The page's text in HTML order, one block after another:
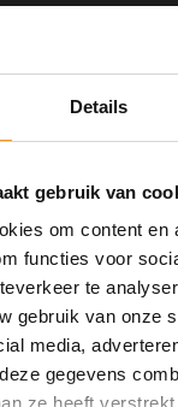
Details
gebruik van
om content en
functies voor
te
gebruik van onze
media,
gegevens
ze heeft
Repair
Repair Leave in Care
haar te voeden.
veerkrachtig,